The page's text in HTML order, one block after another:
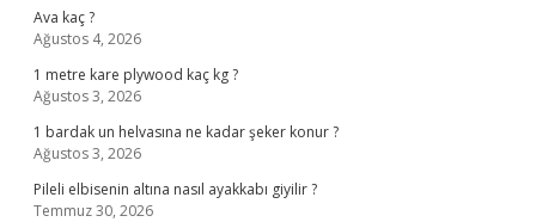
Ava kaç ?
Ağustos 4, 2026
1 metre kare plywood kaç kg ?
Ağustos 3, 2026
1 bardak un helvasına ne kadar şeker konur ?
Ağustos 3, 2026
Pileli elbisenin altına nasıl ayakkabı giyilir ?
Temmuz 30, 2026